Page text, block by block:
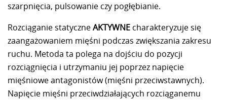
szarpnięcia, pulsowanie czy pogłębianie.
Rozciąganie statyczneAKTYWNE charakteryzuje się
zaangażowaniem mięśni podczas zwiększania zakresu
ruchu. Metoda ta polega na dojściu do pozycji
rozciągnięcia i utrzymaniu jej poprzez napięcie
mięśniowe antagonistów (mięśni przeciwstawnych).
Napięcie mięśni przeciwdziałających rozciąganemu